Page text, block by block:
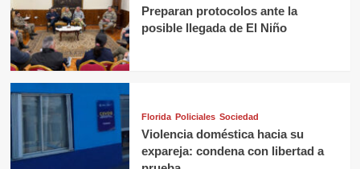
Preparan protocolos ante la
posible llegada de El Niño
Florida Policiales Sociedad
Violencia doméstica hacia su
expareja: condena con libertad a